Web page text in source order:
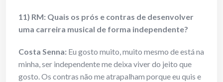
11) RM: Quais os prós e contras de desenvolver
uma carreira musical de forma independente?
Costa Senna: Eu gosto muito, muito mesmo de está na
minha, ser independente me deixa viver do jeito que
gosto. Os contras não me atrapalham porque eu quis e